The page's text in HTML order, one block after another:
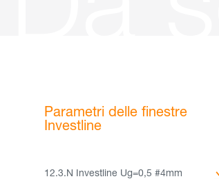
Parametri delle finestre
Investline
12.3.N Investline Ug=0,5 #4mm